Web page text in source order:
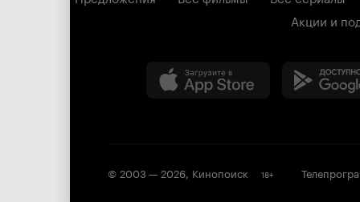
Акции и
© 2003 — 2026, Кинопоиск 18+